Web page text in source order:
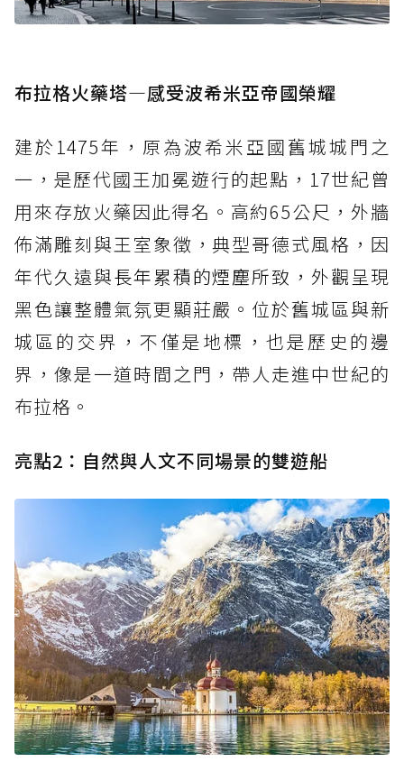
布拉格火藥塔—感受波希米亞帝國榮耀
建於1475年，原為波希米亞國舊城城門之
一，是歷代國王加冕遊行的起點，17世紀曾
用來存放火藥因此得名。高約65公尺，外牆
佈滿雕刻與王室象徵，典型哥德式風格，因
年代久遠與長年累積的煙塵所致，外觀呈現
黑色讓整體氣氛更顯莊嚴。位於舊城區與新
城區的交界，不僅是地標，也是歷史的邊
界，像是一道時間之門，帶人走進中世紀的
布拉格。
亮點2：自然與人文不同場景的雙遊船